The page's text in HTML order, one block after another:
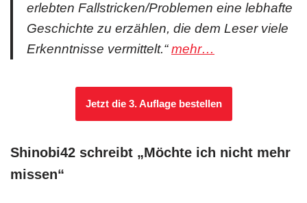
erlebten Fallstricken/Problemen eine lebhafte
Geschichte zu erzählen, die dem Leser viele
Erkenntnisse vermittelt.“mehr…
Jetzt die 3. Auflage bestellen
Shinobi42 schreibt „Möchte ich nicht mehr
missen“